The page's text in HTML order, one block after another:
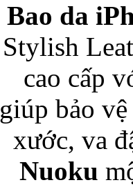
Ốp lưng Samsung
Bao da
Stylish
cao cấp
giúp bảo
xước, va
Nuoku